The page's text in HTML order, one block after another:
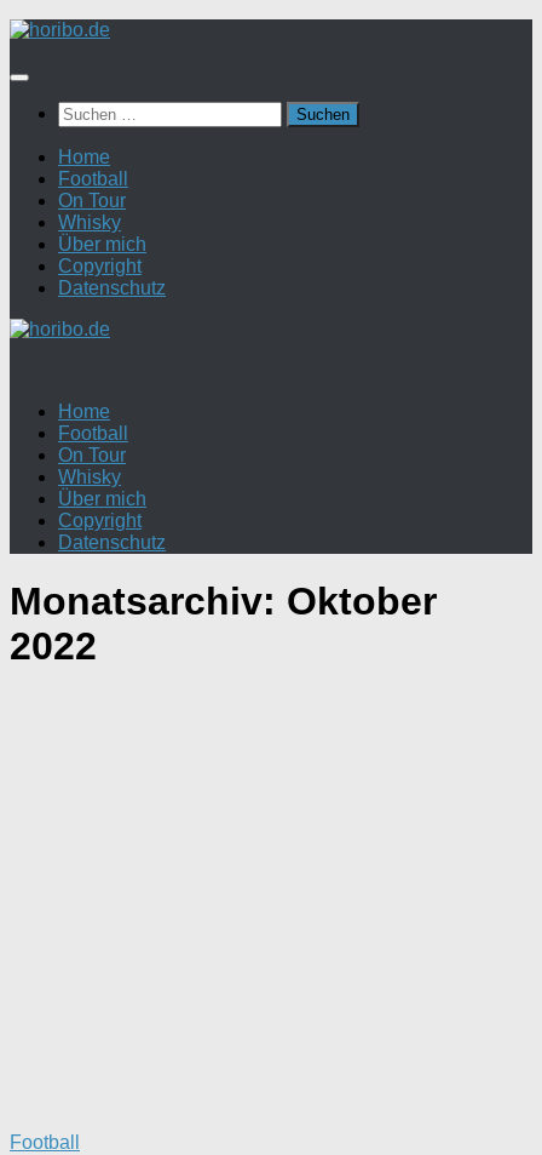
Zum
springen
Suchen
nach:
Home
Football
On Tour
Whisky
Über mich
Copyright
Datenschutz
Home
Football
On Tour
Whisky
Über mich
Copyright
Datenschutz
Monatsarchiv: Oktober
2022
Football